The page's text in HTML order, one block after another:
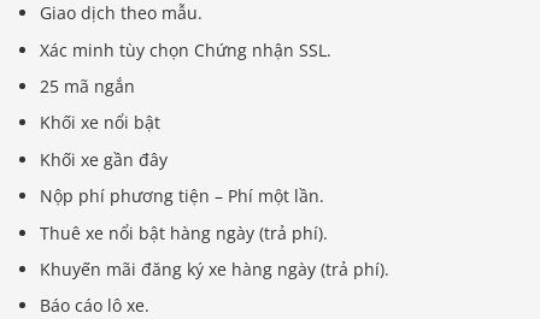
Giao dịch theo mẫu.
Xác minh tùy chọn Chứng nhận SSL.
25 mã ngắn
Khối xe nổi bật
Khối xe gần đây
Nộp phí phương tiện – Phí một lần.
Thuê xe nổi bật hàng ngày (trả phí).
Khuyến mãi đăng ký xe hàng ngày (trả phí).
Báo cáo lô xe.